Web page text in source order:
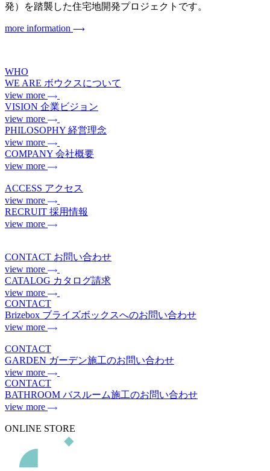
発）を踏襲した住宅地開発プロジェクトです。
more information
WHO
WE ARE ボウクスについて
view more
VISION 企業ビジョン
view more
PHILOSOPHY 経営理念
view more
COMPANY 会社概要
view more
ACCESS アクセス
view more
RECRUIT 採用情報
view more
CONTACT お問い合わせ
view more
CATALOG カタログ請求
view more
CONTACT
Brizebox ブライズボックスへのお問い合わせ
view more
CONTACT
GARDEN ガーデン施工のお問い合わせ
view more
CONTACT
BATHROOM バスルーム施工のお問い合わせ
view more
ONLINE STORE